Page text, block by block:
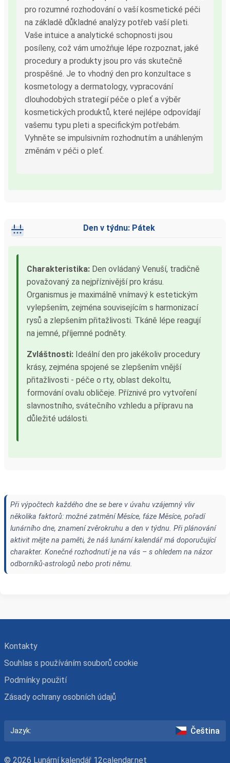
pro rozumné rozhodování o vaší kosmetické péči
na základě důkladné analýzy potřeb vaší pleti.
Vaše intuice a analytické schopnosti jsou
posíleny, což vám umožňuje lépe rozpoznat, jaké
procedury a produkty jsou pro vás skutečně
prospěšné. Je to vhodný den pro konzultace s
kosmetology a dermatology, vypracování
dlouhodobých strategií péče o pleť a výběr
kosmetických produktů, které nejlépe odpovídají
vašemu typu pleti a specifickým potřebám.
Vyhněte se impulsivním rozhodnutím a unáhleným
změnám v péči o pleť.
Den v týdnu: Pátek
Charakteristika: Den ovládaný Venuší, tradičně
považovaný za nejpříznivější pro krásu.
Organismus je maximálně vnímavý k estetickým
vylepšením, zejména souvisejícím s harmonizací
rysů a zlepšením přitažlivosti. Tkáně lépe reagují
na jemné, příjemné podněty.
Zvláštnosti: Ideální den pro jakékoliv procedury
krásy, zejména spojené se zlepšením vnější
přitažlivosti - péče o rty, oblast dekoltu,
formování ovalu obličeje. Příznivé pro vytvoření
slavnostního, svátečního vzhledu a přípravu na
důležité události.
Při výpočtech každého dne se bere v úvahu vzájemný vliv
několika faktorů: možné zatmění Měsíce, fáze Měsíce, pořadí
lunárního dne, znamení zvěrokruhu a den v týdnu. Při plánování
aktivit mějte na paměti, že náš lunární kalendář má doporučující
charakter. Konečné rozhodnutí je na vás – s ohledem na názor
odborníků-astrologů nebo proti němu.
Kontakty
Souhlas s používáním souborů cookie
Podmínky použití
Zásady ochrany osobních údajů
Jazyk: Čeština
© 2026 Lunární kalendář 12calendar.net